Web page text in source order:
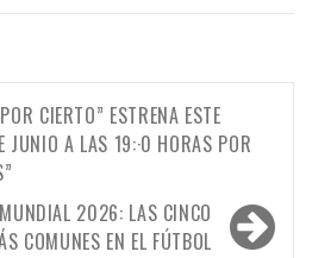
CIERTO” ESTRENA ESTE
JUNIO A LAS 19:·0 HORAS POR
2026: LAS CINCO
COMUNES EN EL FÚTBOL